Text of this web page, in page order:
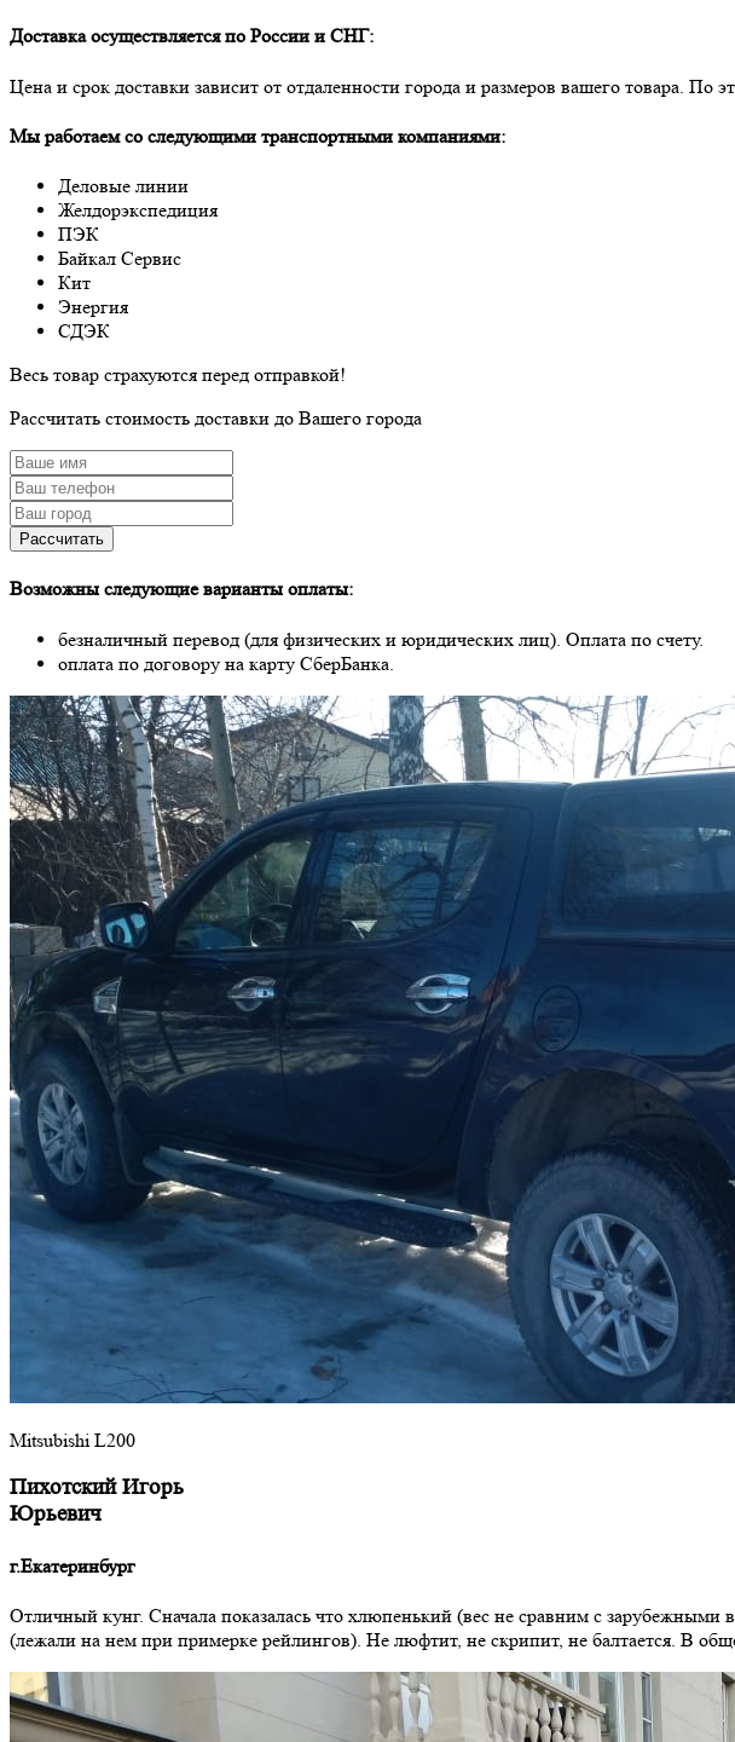
Доставка осуществляется по России и СНГ:
Цена и срок доставки зависит от отдаленности города и размеров вашего товара. По
Мы работаем со следующими транспортными компаниями:
Деловые линии
Желдорэкспедиция
ПЭК
Байкал Сервис
Кит
Энергия
СДЭК
Весь товар страхуются перед отправкой!
Рассчитать стоимость доставки до Вашего города
Рассчитать
Возможны следующие варианты оплаты:
безналичный перевод (для физических и юридических лиц). Оплата по счету.
оплата по договору на карту СберБанка.
Mitsubishi L200
Пихотский Игорь
Юрьевич
г.Екатеринбург
Отличный кунг. Сначала показалась что хлюпенький (вес не сравним с
(лежали на нем при примерке рейлингов). Не люфтит, не скрипит, не балтается. В